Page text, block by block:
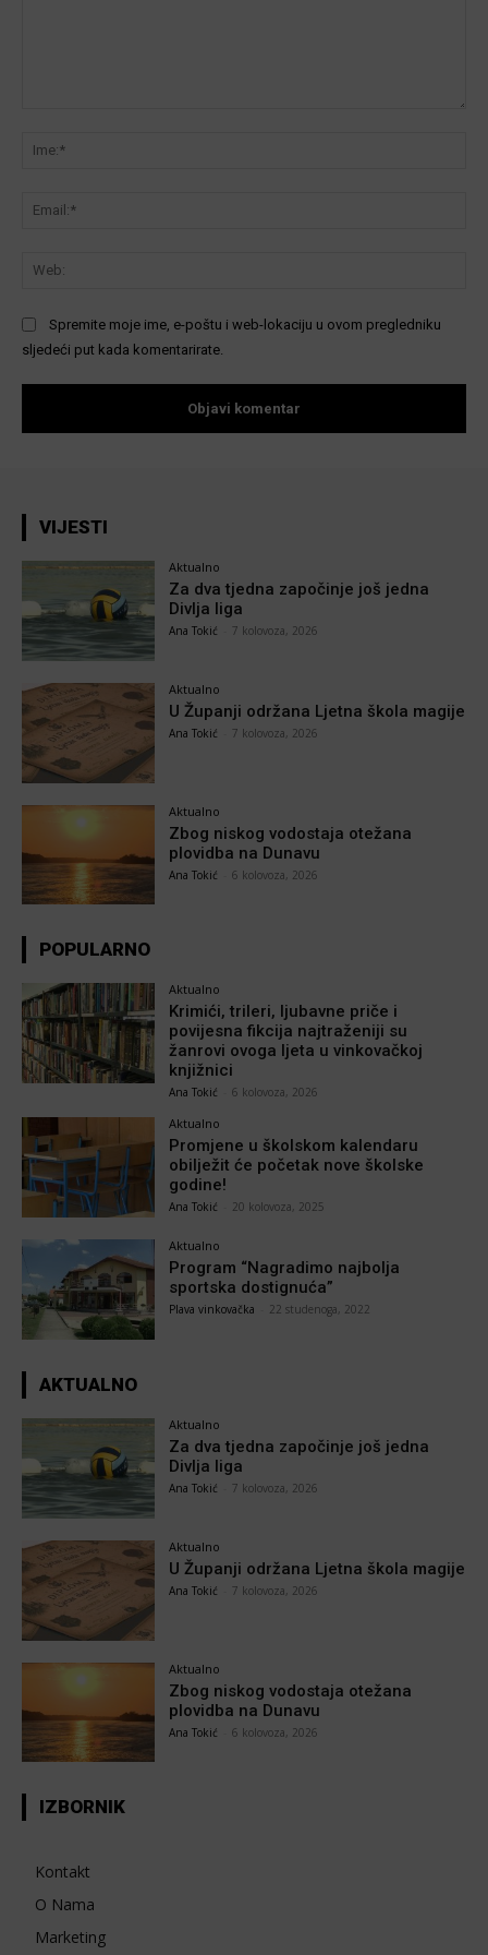
Spremite moje ime, e-poštu i web-lokaciju u ovom pregledniku
sljedeći put kada komentarirate.
VIJESTI
Aktualno
Za dva tjedna započinje još jedna
Divlja liga
Ana Tokić 7 kolovoza, 2026
Aktualno
U Županji održana Ljetna škola magije
Ana Tokić 7 kolovoza, 2026
Aktualno
Zbog niskog vodostaja otežana
plovidba na Dunavu
Ana Tokić 6 kolovoza, 2026
POPULARNO
Aktualno
Krimići, trileri, ljubavne priče i
povijesna fikcija najtraženiji su
žanrovi ovoga ljeta u vinkovačkoj
knjižnici
Ana Tokić 6 kolovoza, 2026
Aktualno
Promjene u školskom kalendaru
obilježit će početak nove školske
godine!
Ana Tokić 20 kolovoza, 2025
Aktualno
Program “Nagradimo najbolja
sportska dostignuća”
Plava vinkovačka 22 studenoga, 2022
AKTUALNO
Aktualno
Za dva tjedna započinje još jedna
Divlja liga
Ana Tokić 7 kolovoza, 2026
Aktualno
U Županji održana Ljetna škola magije
Ana Tokić 7 kolovoza, 2026
Aktualno
Zbog niskog vodostaja otežana
plovidba na Dunavu
Ana Tokić 6 kolovoza, 2026
IZBORNIK
Kontakt
O Nama
Marketing